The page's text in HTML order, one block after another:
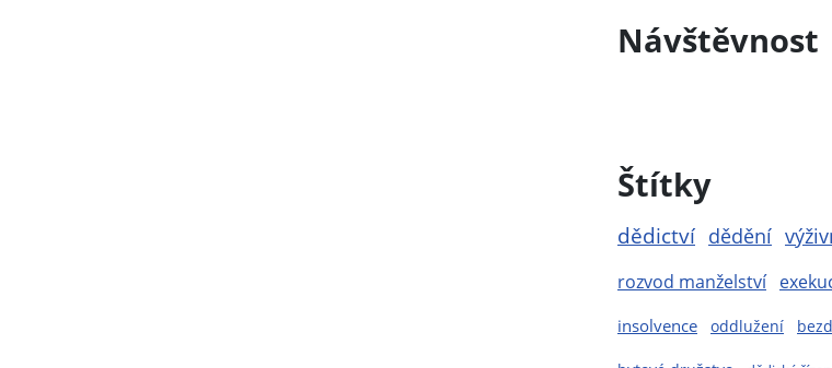
Návštěvnost
Štítky
dědictví dědění
rozvod manželství
insolvence
oddlužení